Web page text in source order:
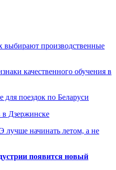
выбирают производственные
качественного обучения в
для поездок по Беларуси
в Дзержинске
начинать летом, а не
появится новый